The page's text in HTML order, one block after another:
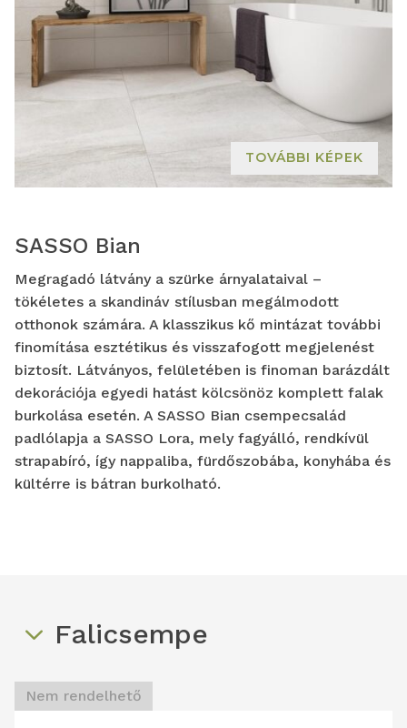
TOVÁBBI KÉPEK
SASSO Bian
Megragadó látvány a szürke árnyalataival –
tökéletes a skandináv stílusban megálmodott
otthonok számára. A klasszikus kő mintázat további
finomítása esztétikus és visszafogott megjelenést
biztosít. Látványos, felületében is finoman barázdált
dekorációja egyedi hatást kölcsönöz komplett falak
burkolása esetén. A SASSO Bian csempecsalád
padlólapja a SASSO Lora, mely fagyálló, rendkívül
strapabíró, így nappaliba, fürdőszobába, konyhába és
kültérre is bátran burkolható.
Falicsempe
Nem rendelhető